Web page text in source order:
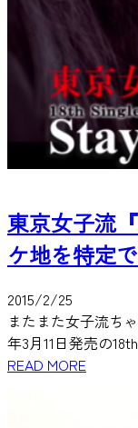
東京女子流
ケ地を特定
2015/2/25
またまた女子流ち
年3月11日発売の
READ MORE